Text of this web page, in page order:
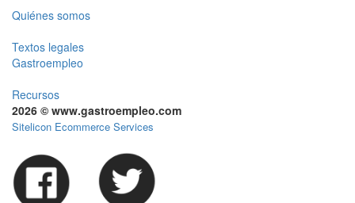
Quiénes somos
Textos legales
Gastroempleo
Recursos
2026 © www.gastroempleo.com
Sitelicon Ecommerce Services